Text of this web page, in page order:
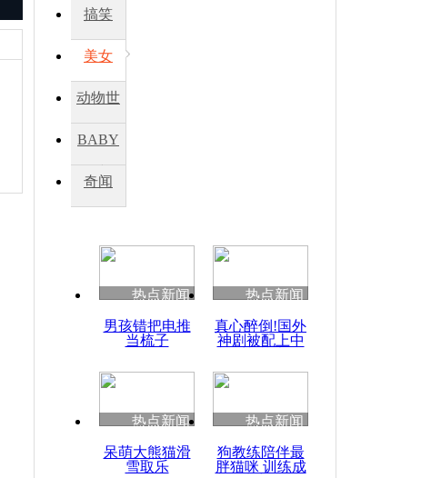
因
度苗族花山节
魂
搞笑
美女
动物世
BABY
秀
奇闻
热点新闻
男孩错把电推
当梳子
热点新闻
真心醉倒!国外
神剧被配上中
热点新闻
呆萌大熊猫滑
雪取乐
热点新闻
狗教练陪伴最
胖猫咪 训练成